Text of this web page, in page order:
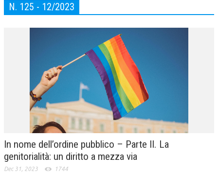
N. 125 - 12/2023
In nome dell’ordine pubblico – Parte II. La
genitorialità: un diritto a mezza via
Dec 31, 2023 1744